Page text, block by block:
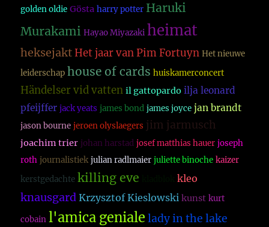
golden oldie Gösta harry potter Haruki
Murakami Hayao Miyazaki heimat
heksejakt Het jaar van Pim Fortuyn Het nieuwe
leiderschap house of cards huiskamerconcert
Händelser vid vatten il gattopardo ilja leonard
pfeijffer jack yeats james bond james joyce jan brandt
jason bourne jeroen olyslaegers jim jarmusch
joachim trier johan harstad josef matthias hauer joseph
roth journalistiek julian radlmaier juliette binoche kaizer
kerstgedachte killing eve kleo
knausgard Krzysztof Kieslowski kunst kurt
cobain l'amica geniale lady in the lake